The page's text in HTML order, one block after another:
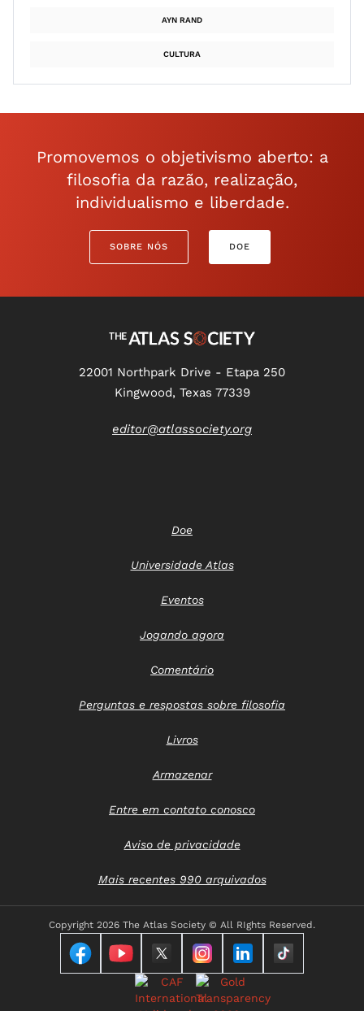
AYN RAND
CULTURA
Promovemos o objetivismo aberto: a
filosofia da razão, realização,
individualismo e liberdade.
SOBRE NÓS DOE
22001 Northpark Drive - Etapa 250
Kingwood, Texas 77339
editor@atlassociety.org
Doe
Universidade Atlas
Eventos
Jogando agora
Comentário
Perguntas e respostas sobre filosofia
Livros
Armazenar
Entre em contato conosco
Aviso de privacidade
Mais recentes 990 arquivados
Copyright 2026 The Atlas Society © All RIghts Reserved.